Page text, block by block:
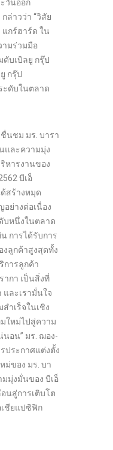
วันออก
ล่าวว่า “วิสัย
กร์ฮาร์ด ใน
ามร่วมมือ
บเบิลยู กรุ๊ป
กรุ๊ป
ะดับในตลาด
นชม มร. บารา
และความมุ่ง
หารงานของ
บีเอ็
สร้างหมุด
ย่างต่อเนื่อง
บหนึ่งในตลาด
การได้รับการ
งลูกค้าสูงสุดทั้ง
การลูกค้า
ากา เป็นสิ่งที่
และเรามั่นใจ
ำเร็จในเชิง
ใหม่ไปสู่ความ
อน” มร. ฌอง-
ประกาศแต่งตั้ง
ม่ของ มร. บา
มุ่งมั่นของ บีเอ็
นสู่การเติบโต
เชียแปซิฟิก